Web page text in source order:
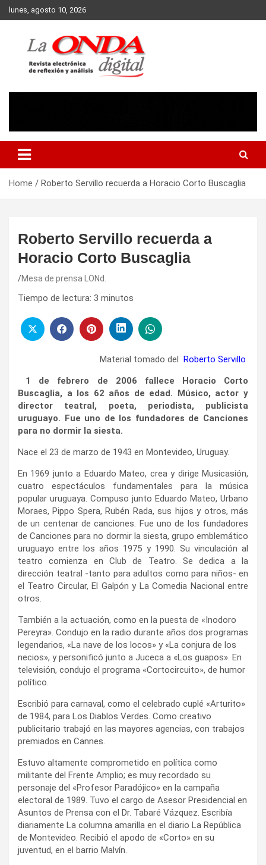
Skip
to
lunes, agosto 10, 2026
Home Roberto Servillo recuerda a Horacio Corto Buscaglia
Roberto Servillo recuerda a
Horacio Corto Buscaglia
Mesa de prensa LONd.
Tiempo de lectura: 3 minutos
Material tomado del Roberto Servillo
1 de febrero de 2006 fallece Horacio Corto
Buscaglia, a los 62 años de edad. Músico, actor y
director teatral, poeta, periodista, publicista
uruguayo. Fue uno de los fundadores de Canciones
para no dormir la siesta.
Nace el 23 de marzo de 1943 en Montevideo, Uruguay.
En 1969 junto a Eduardo Mateo, crea y dirige Musicasión,
cuatro espectáculos fundamentales para la música
popular uruguaya. Compuso junto Eduardo Mateo, Urbano
Moraes, Pippo Spera, Rubén Rada, sus hijos y otros, más
de un centenar de canciones. Fue uno de los fundadores
de Canciones para no dormir la siesta, grupo emblemático
uruguayo entre los años 1975 y 1990. Su vinculación al
teatro comienza en Club de Teatro. Se dedica a la
dirección teatral -tanto para adultos como para niños- en
el Teatro Circular, El Galpón y La Comedia Nacional entre
otros.
También a la actuación, como en la puesta de «Inodoro
Pereyra». Condujo en la radio durante años dos programas
legendarios, «La nave de los locos» y «La conjura de los
necios», y personificó junto a Juceca a «Los guapos». En
televisión, condujo el programa «Cortocircuito», de humor
político.
Escribió para carnaval, como el celebrado cuplé «Arturito»
de 1984, para Los Diablos Verdes. Como creativo
publicitario trabajó en las mayores agencias, con trabajos
premiados en Cannes.
Estuvo altamente comprometido en política como
militante del Frente Amplio; es muy recordado su
personaje del «Profesor Paradójico» en la campaña
electoral de 1989. Tuvo el cargo de Asesor Presidencial en
Asuntos de Prensa con el Dr. Tabaré Vázquez. Escribía
diariamente La columna amarilla en el diario La República
de Montevideo. Recibió el apodo de «Corto» en su
juventud, en el barrio Malvín.